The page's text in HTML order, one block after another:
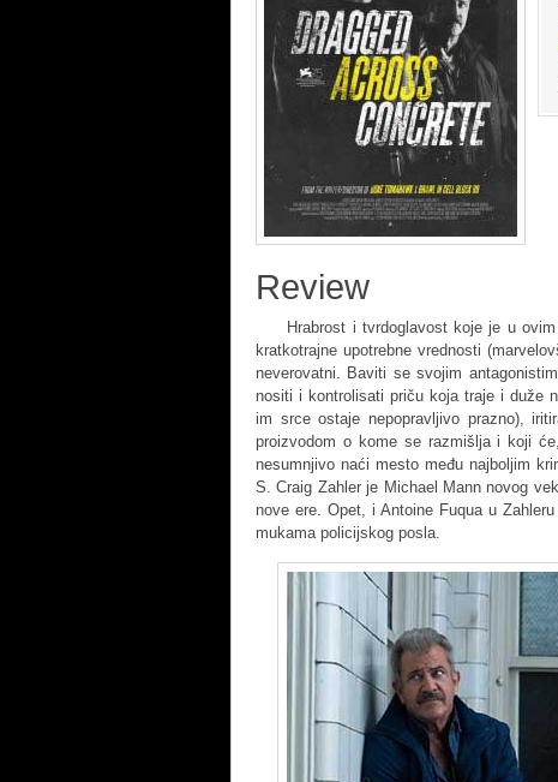
Review
Hrabrost i tvrdoglavost koje je u ovim
kratkotrajne upotrebne vrednosti
neverovatni. Baviti se svojim
nositi i kontrolisati priču koja traje i duže
im srce ostaje nepopravljivo prazno),
proizvodom o kome se razmišlja i koji
nesumnjivo naći mesto među najboljim
S. Craig Zahler je Michael Mann novog
nove ere. Opet, i Antoine Fuqua u
mukama policijskog posla.